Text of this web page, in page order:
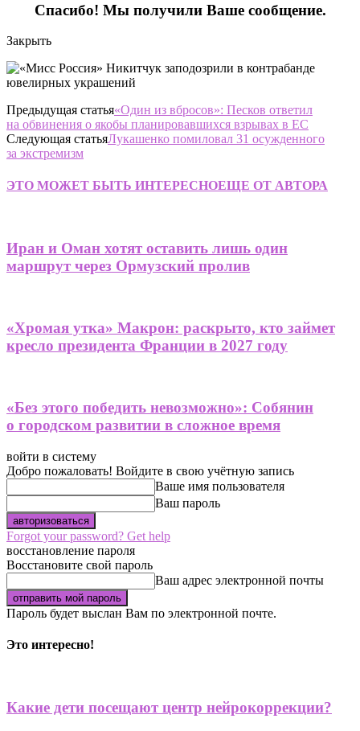
Спасибо! Мы получили Ваше сообщение.
Закрыть
Предыдущая статья«Один из вбросов»: Песков ответил
на обвинения о якобы планировавшихся взрывах в ЕС
Следующая статьяЛукашенко помиловал 31 осужденного
за экстремизм
ЭТО МОЖЕТ БЫТЬ ИНТЕРЕСНОЕЩЕ ОТ АВТОРА
Иран и Оман хотят оставить лишь один
маршрут через Ормузский пролив
«Хромая утка» Макрон: раскрыто, кто займет
кресло президента Франции в 2027 году
«Без этого победить невозможно»: Собянин
о городском развитии в сложное время
войти в систему
Добро пожаловать! Войдите в свою учётную запись
Ваше имя пользователя
Ваш пароль
Forgot your password? Get help
восстановление пароля
Восстановите свой пароль
Ваш адрес электронной почты
Пароль будет выслан Вам по электронной почте.
Это интересно!
Какие дети посещают центр нейрокоррекции?